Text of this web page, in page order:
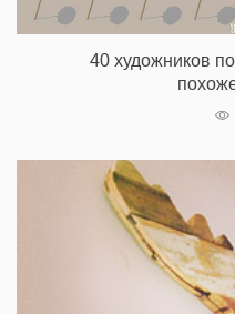
40 художников